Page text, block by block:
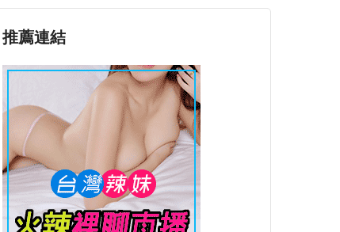
推薦連結